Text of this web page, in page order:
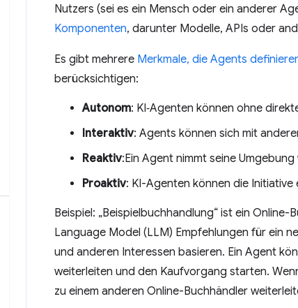
Nutzers (sei es ein Mensch oder ein anderer
Komponenten, darunter Modelle, APIs oder
Es gibt mehrere Merkmale, die Agents
berücksichtigen:
Autonom: KI‑Agenten können ohne
Interaktiv: Agents können sich mit
Reaktiv:Ein Agent nimmt seine
Proaktiv: KI-Agenten können die
Beispiel: „Beispielbuchhandlung“ ist ein
Language Model (LLM) Empfehlungen für ein
und anderen Interessen basieren. Ein Agent
weiterleiten und den Kaufvorgang starten.
zu einem anderen Online-Buchhändler